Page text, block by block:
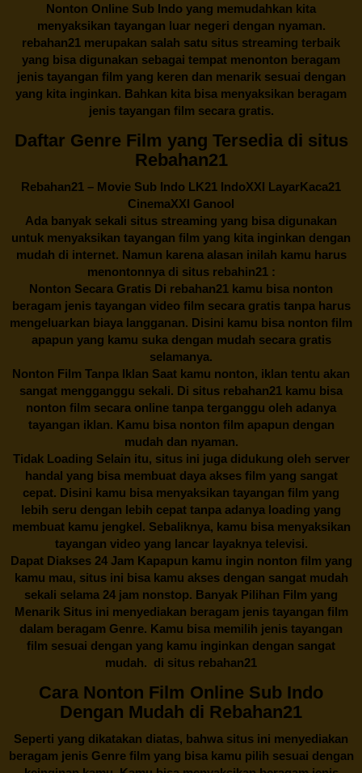
Nonton Online Sub Indo yang memudahkan kita
menyaksikan tayangan luar negeri dengan nyaman.
rebahan21 merupakan salah satu situs streaming terbaik
yang bisa digunakan sebagai tempat menonton beragam
jenis tayangan film yang keren dan menarik sesuai dengan
yang kita inginkan. Bahkan kita bisa menyaksikan beragam
jenis tayangan film secara gratis.
Daftar Genre Film yang Tersedia di situs
Rebahan21
Rebahan21 – Movie Sub Indo LK21 IndoXXI LayarKaca21
CinemaXXI Ganool
Ada banyak sekali situs streaming yang bisa digunakan
untuk menyaksikan tayangan film yang kita inginkan dengan
mudah di internet. Namun karena alasan inilah kamu harus
menontonnya di situs rebahin21 :
Nonton Secara Gratis Di rebahan21 kamu bisa nonton
beragam jenis tayangan video film secara gratis tanpa harus
mengeluarkan biaya langganan. Disini kamu bisa nonton film
apapun yang kamu suka dengan mudah secara gratis
selamanya.
Nonton Film Tanpa Iklan Saat kamu nonton, iklan tentu akan
sangat mengganggu sekali. Di situs rebahan21 kamu bisa
nonton film secara online tanpa terganggu oleh adanya
tayangan iklan. Kamu bisa nonton film apapun dengan
mudah dan nyaman.
Tidak Loading Selain itu, situs ini juga didukung oleh server
handal yang bisa membuat daya akses film yang sangat
cepat. Disini kamu bisa menyaksikan tayangan film yang
lebih seru dengan lebih cepat tanpa adanya loading yang
membuat kamu jengkel. Sebaliknya, kamu bisa menyaksikan
tayangan video yang lancar layaknya televisi.
Dapat Diakses 24 Jam Kapapun kamu ingin nonton film yang
kamu mau, situs ini bisa kamu akses dengan sangat mudah
sekali selama 24 jam nonstop. Banyak Pilihan Film yang
Menarik Situs ini menyediakan beragam jenis tayangan film
dalam beragam Genre. Kamu bisa memilih jenis tayangan
film sesuai dengan yang kamu inginkan dengan sangat
mudah. di situs rebahan21
Cara Nonton Film Online Sub Indo
Dengan Mudah di Rebahan21
Seperti yang dikatakan diatas, bahwa situs ini menyediakan
beragam jenis Genre film yang bisa kamu pilih sesuai dengan